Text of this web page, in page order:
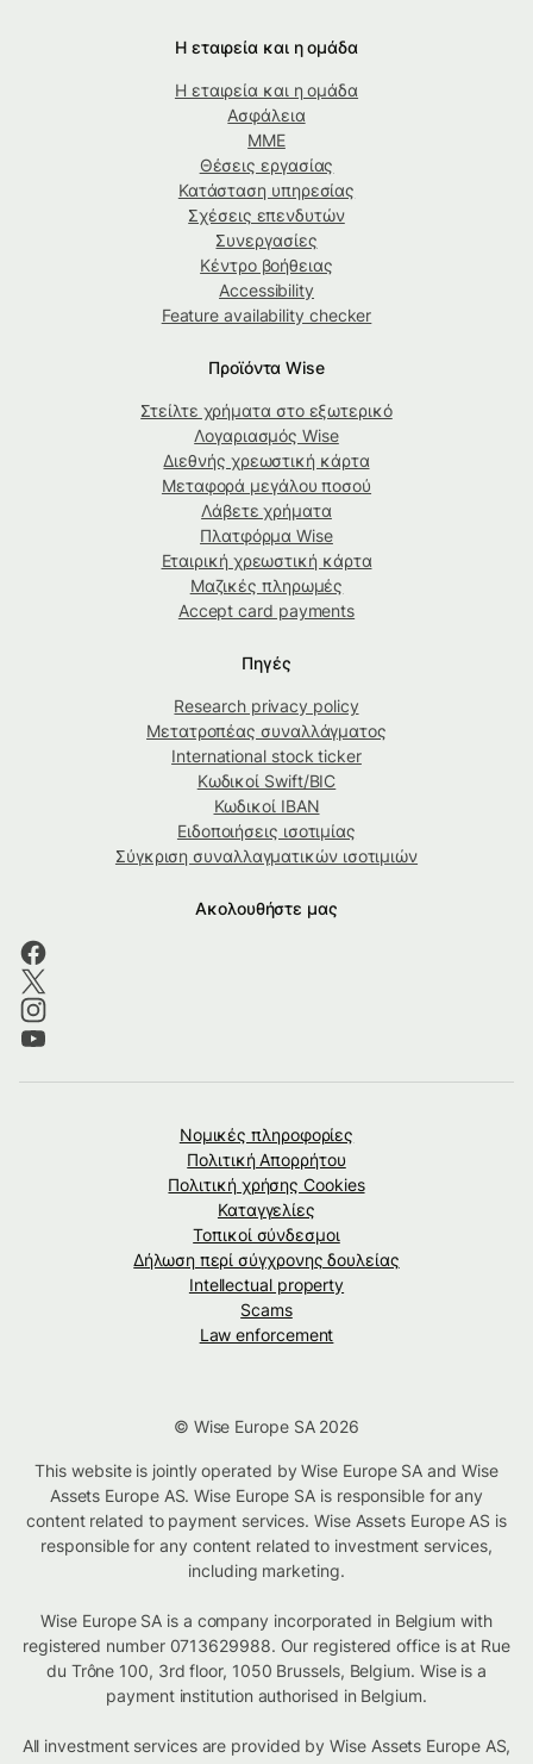
Η εταιρεία και η ομάδα
Η εταιρεία και η ομάδα
Ασφάλεια
ΜΜΕ
Θέσεις εργασίας
Κατάσταση υπηρεσίας
Σχέσεις επενδυτών
Συνεργασίες
Κέντρο βοήθειας
Accessibility
Feature availability checker
Προϊόντα Wise
Στείλτε χρήματα στο εξωτερικό
Λογαριασμός Wise
Διεθνής χρεωστική κάρτα
Μεταφορά μεγάλου ποσού
Λάβετε χρήματα
Πλατφόρμα Wise
Εταιρική χρεωστική κάρτα
Μαζικές πληρωμές
Accept card payments
Πηγές
Research privacy policy
Μετατροπέας συναλλάγματος
International stock ticker
Κωδικοί Swift/BIC
Κωδικοί IBAN
Ειδοποιήσεις ισοτιμίας
Σύγκριση συναλλαγματικών ισοτιμιών
Ακολουθήστε μας
Νομικές πληροφορίες
Πολιτική Απορρήτου
Πολιτική χρήσης Cookies
Καταγγελίες
Τοπικοί σύνδεσμοι
Δήλωση περί σύγχρονης δουλείας
Intellectual property
Scams
Law enforcement
© Wise Europe SA 2026
This website is jointly operated by Wise Europe SA and Wise
Assets Europe AS. Wise Europe SA is responsible for any
content related to payment services. Wise Assets Europe AS is
responsible for any content related to investment services,
including marketing.
Wise Europe SA is a company incorporated in Belgium with
registered number 0713629988. Our registered office is at Rue
du Trône 100, 3rd floor, 1050 Brussels, Belgium. Wise is a
payment institution authorised in Belgium.
All investment services are provided by Wise Assets Europe AS,